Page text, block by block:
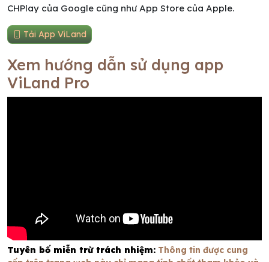
CHPlay của Google cũng như App Store của Apple.
Tải App ViLand
Xem hướng dẫn sử dụng app
ViLand Pro
Tuyên bố miễn trừ trách nhiệm: Thông tin được cung